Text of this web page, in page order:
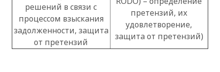
решений в связи с
процессом взыскания
задолженности, защита
от претензий
претензий, их
удовлетворение,
защита от претензий)